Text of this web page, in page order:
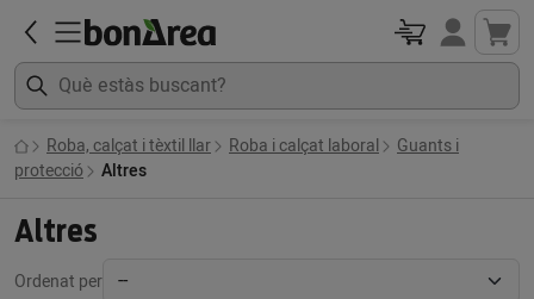
Roba, calçat i tèxtil llar Roba i calçat laboral
Guants i
protecció
Altres
Altres
Ordenat per